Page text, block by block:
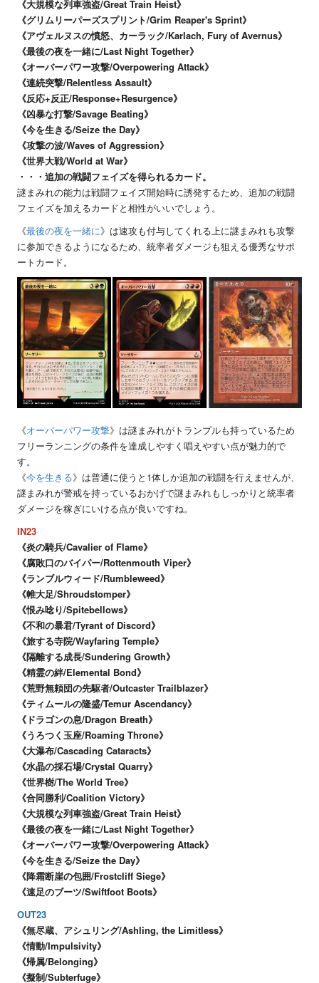
《大規模な列車強盗/Great Train Heist》
《グリムリーパーズスプリント/Grim Reaper's Sprint》
《アヴェルヌスの憤怒、カーラック/Karlach, Fury of Avernus》
《最後の夜を一緒に/Last Night Together》
《オーバーパワー攻撃/Overpowering Attack》
《連続突撃/Relentless Assault》
《反応+反正/Response+Resurgence》
《凶暴な打撃/Savage Beating》
《今を生きる/Seize the Day》
《攻撃の波/Waves of Aggression》
《世界大戦/World at War》
・・・追加の戦闘フェイズを得られるカード。
謎まみれの能力は戦闘フェイズ開始時に誘発するため、追加の戦闘
フェイズを加えるカードと相性がいいでしょう。
《最後の夜を一緒に》は速攻も付与してくれる上に謎まみれも攻撃
に参加できるようになるため、統率者ダメージも狙える優秀なサポ
ートカード。
《オーバーパワー攻撃》は謎まみれがトランプルも持っているため
フリーランニングの条件を達成しやすく唱えやすい点が魅力的で
す。
《今を生きる》は普通に使うと1体しか追加の戦闘を行えませんが、
謎まみれが警戒を持っているおかげで謎まみれもしっかりと統率者
ダメージを稼ぎにいける点が良いですね。
IN23
《炎の騎兵/Cavalier of Flame》
《腐敗口のバイパー/Rottenmouth Viper》
《ランブルウィード/Rumbleweed》
《帷大足/Shroudstomper》
《恨み唸り/Spitebellows》
《不和の暴君/Tyrant of Discord》
《旅する寺院/Wayfaring Temple》
《隔離する成長/Sundering Growth》
《精霊の絆/Elemental Bond》
《荒野無頼団の先駆者/Outcaster Trailblazer》
《ティムールの隆盛/Temur Ascendancy》
《ドラゴンの息/Dragon Breath》
《うろつく玉座/Roaming Throne》
《大瀑布/Cascading Cataracts》
《水晶の採石場/Crystal Quarry》
《世界樹/The World Tree》
《合同勝利/Coalition Victory》
《大規模な列車強盗/Great Train Heist》
《最後の夜を一緒に/Last Night Together》
《オーバーパワー攻撃/Overpowering Attack》
《今を生きる/Seize the Day》
《降霜断崖の包囲/Frostcliff Siege》
《速足のブーツ/Swiftfoot Boots》
OUT23
《無尽蔵、アシュリング/Ashling, the Limitless》
《情動/Impulsivity》
《帰属/Belonging》
《擬制/Subterfuge》